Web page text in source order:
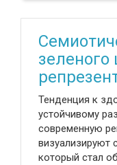
зеленого
Тенденция к
устойчивому
современную
визуализируют
который стал